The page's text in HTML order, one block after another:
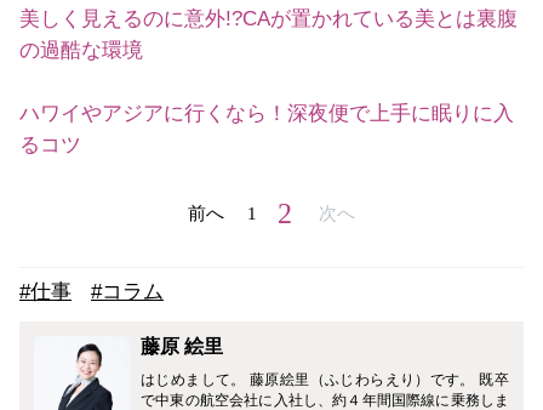
美しく見えるのに意外!?CAが置かれている美とは裏腹
の過酷な環境
ハワイやアジアに行くなら！深夜便で上手に眠りに入
るコツ
前へ 1 2 次へ
#仕事 #コラム
藤原 絵里
はじめまして。 藤原絵里（ふじわらえり）です。 既卒
で中東の航空会社に入社し、約４年間国際線に乗務しま